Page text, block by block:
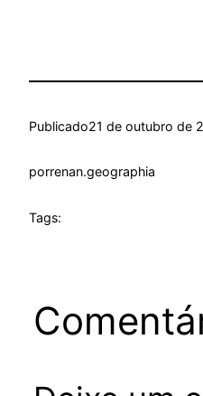
Publicado21 de outubro de
porrenan.geographia
Tags: